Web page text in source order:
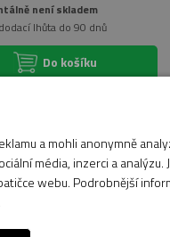
není skladem
lhůta do 90 dnů
Do košíku
a mohli anonymně
média, inzerci a analýzu.
webu. Podrobnější